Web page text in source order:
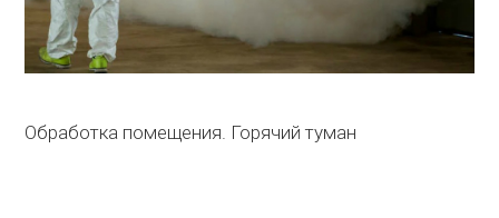
Обработка помещения. Горячий туман